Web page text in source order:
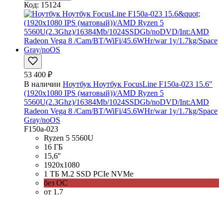
Код: 15124
53 400 ₽
В наличии Ноутбук Ноутбук FocusLine F150a-023 15.6"
(1920x1080 IPS (матовый))/AMD Ryzen 5
5560U(2.3Ghz)/16384Mb/1024SSDGb/noDVD/Int:AMD
Radeon Vega 8 /Cam/BT/WiFi/45.6WHr/war 1y/1.7kg/Space
Gray/noOS
F150a-023
Ryzen 5 5560U
16 ГБ
15,6''
1920x1080
1 ТБ M.2 SSD PCIe NVMe
без ОС
от 1.7